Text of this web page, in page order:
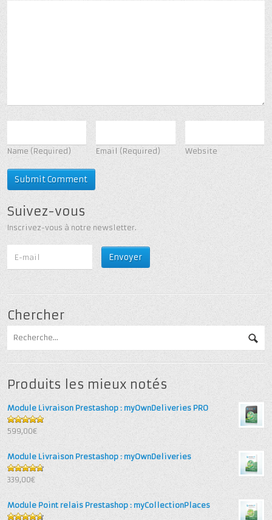
Name(Required) Email(Required) Website
Suivez-vous
Inscrivez-vous à notre newsletter.
Chercher
Produits les mieux notés
Module Livraison Prestashop : myOwnDeliveries PRO
5out of 5
599,00€
Module Livraison Prestashop : myOwnDeliveries
4.71out
of 5
339,00€
Module Point relais Prestashop : myCollectionPlaces